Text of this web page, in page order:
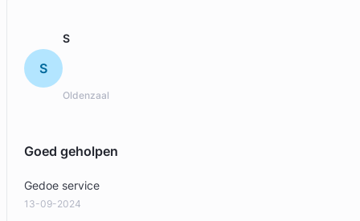
S
S
Oldenzaal
Goed geholpen
Gedoe service
13-09-2024